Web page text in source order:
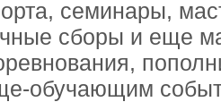
семинары,
сборы и еще
обучающим